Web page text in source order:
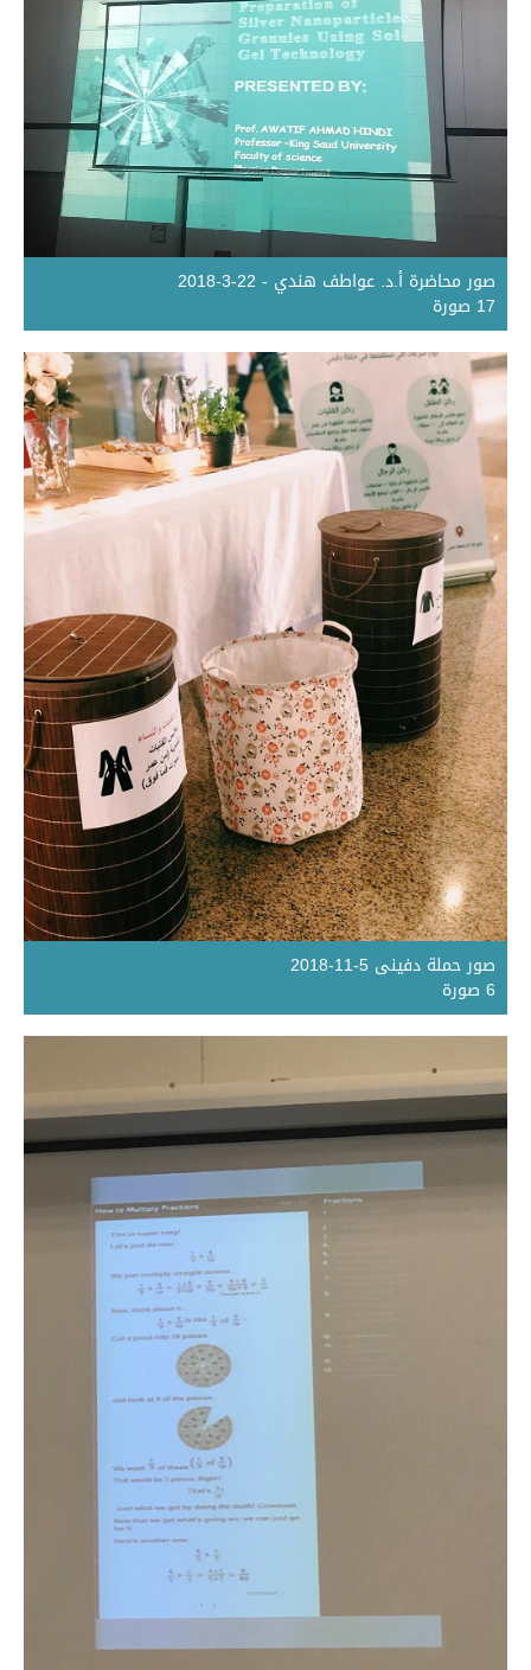
صور محاضرة أ.د. عواطف هندي - 22-3-2018
17 صورة
صور حملة دفينى 5-11-2018
6 صورة